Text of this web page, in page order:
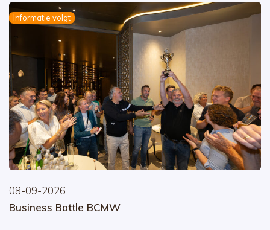
Informatie volgt
08-09-2026
Business Battle BCMW